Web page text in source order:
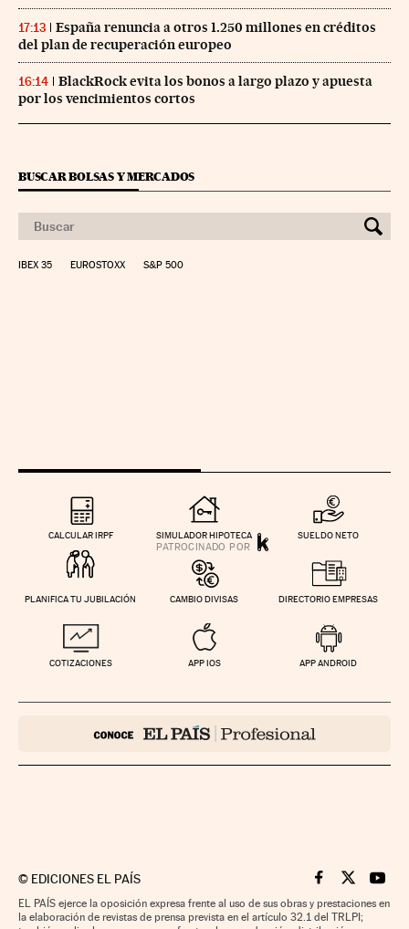
17:13
España renuncia a otros 1.250 millones en créditos
del plan de recuperación europeo
16:14
BlackRock evita los bonos a largo plazo y apuesta
por los vencimientos cortos
BUSCAR BOLSAS Y MERCADOS
IBEX 35 EUROSTOXX S&P 500
CALCULAR IRPF SIMULADOR HIPOTECA SUELDO NETO
PLANIFICA TU JUBILACIÓN CAMBIO DIVISAS DIRECTORIO EMPRESAS
COTIZACIONES APP IOS APP ANDROID
© EDICIONES EL PAÍS Cinco Días en
Cinco Días
Cinco
EL PAÍS ejerce la oposición expresa frente al uso de sus obras y prestaciones en
la elaboración de revistas de prensa prevista en el artículo 32.1 del TRLPI;